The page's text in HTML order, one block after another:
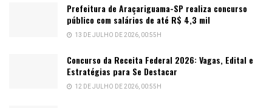
Prefeitura de Araçariguama-SP realiza concurso
público com salários de até R$ 4,3 mil
13 DE JULHO DE 2026, 00:55H
Concurso da Receita Federal 2026: Vagas, Edital e
Estratégias para Se Destacar
12 DE JULHO DE 2026, 00:55H